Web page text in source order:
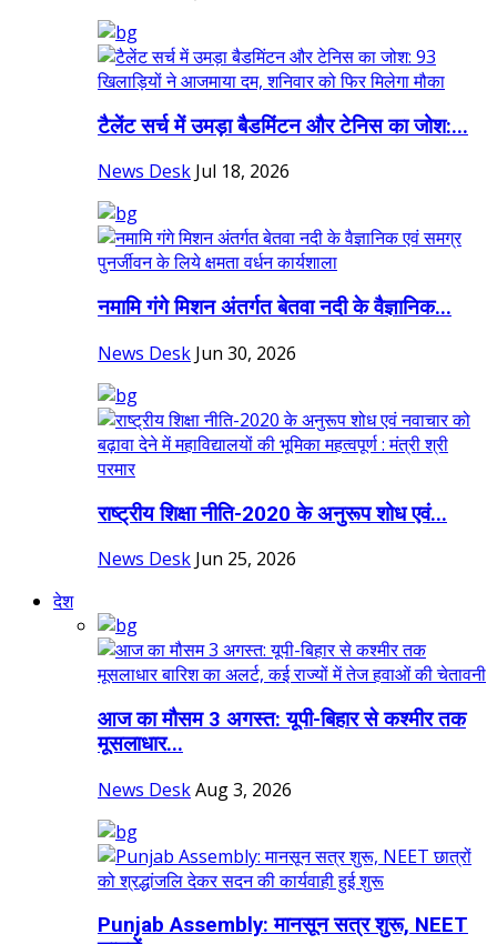
टैलेंट सर्च में उमड़ा बैडमिंटन और टेनिस का जोश:...
News Desk Jul 18, 2026
नमामि गंगे मिशन अंतर्गत बेतवा नदी के वैज्ञानिक...
News Desk Jun 30, 2026
राष्ट्रीय शिक्षा नीति-2020 के अनुरूप शोध एवं...
News Desk Jun 25, 2026
देश
आज का मौसम 3 अगस्त: यूपी-बिहार से कश्मीर तक
मूसलाधार...
News DeskAug 3, 2026
Punjab Assembly: मानसून सत्र शुरू, NEET